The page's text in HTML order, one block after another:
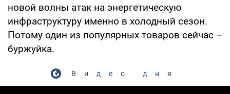
новой волны атак на энергетическую
инфраструктуру именно в холодный сезон.
Потому один из популярных товаров сейчас –
буржуйка.
Видео дня